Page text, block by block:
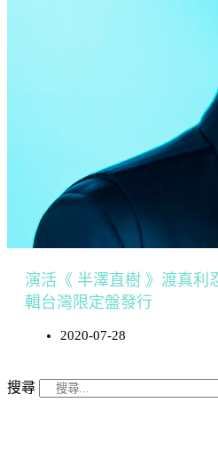
演活《 半澤直樹 》渡真
輯台灣限定盤發行
2020-07-28
搜尋